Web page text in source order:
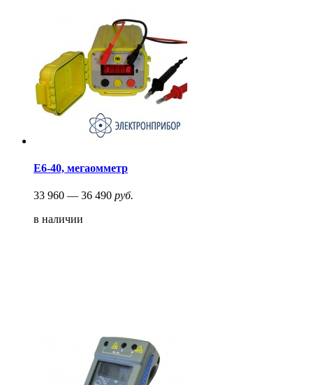
Е6-40, мегаомметр
33 960 — 36 490 руб.
в наличии